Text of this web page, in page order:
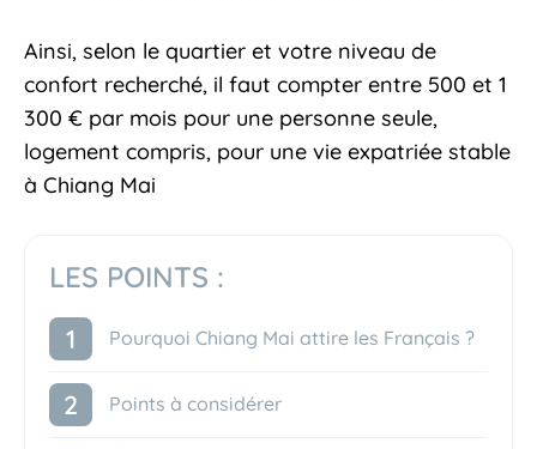
Ainsi, selon le quartier et votre niveau de
confort recherché, il faut compter entre 500 et 1
300 € par mois pour une personne seule,
logement compris, pour une vie expatriée stable
à Chiang Mai
LES POINTS :
Pourquoi Chiang Mai attire les Français ?
Points à considérer